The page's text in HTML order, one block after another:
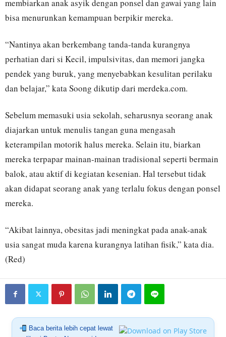
membiarkan anak asyik dengan ponsel dan gawai yang lain
bisa menurunkan kemampuan berpikir mereka.
“Nantinya akan berkembang tanda-tanda kurangnya
perhatian dari si Kecil, impulsivitas, dan memori jangka
pendek yang buruk, yang menyebabkan kesulitan perilaku
dan belajar,” kata Soong dikutip dari merdeka.com.
Sebelum memasuki usia sekolah, seharusnya seorang anak
diajarkan untuk menulis tangan guna mengasah
keterampilan motorik halus mereka. Selain itu, biarkan
mereka terpapar mainan-mainan tradisional seperti bermain
balok, atau aktif di kegiatan kesenian. Hal tersebut tidak
akan didapat seorang anak yang terlalu fokus dengan ponsel
mereka.
“Akibat lainnya, obesitas jadi meningkat pada anak-anak
usia sangat muda karena kurangnya latihan fisik,” kata dia.
(Red)
Baca berita lebih cepat lewat